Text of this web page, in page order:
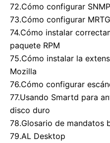
72.Cómo configurar SNMP
73.Cómo configurar MRTG
74.Cómo instalar
paquete RPM
75.Cómo instalar la
Mozilla
76.Cómo configurar
77.Usando Smartd para
disco duro
78.Glosario de mandatos
79.AL Desktop